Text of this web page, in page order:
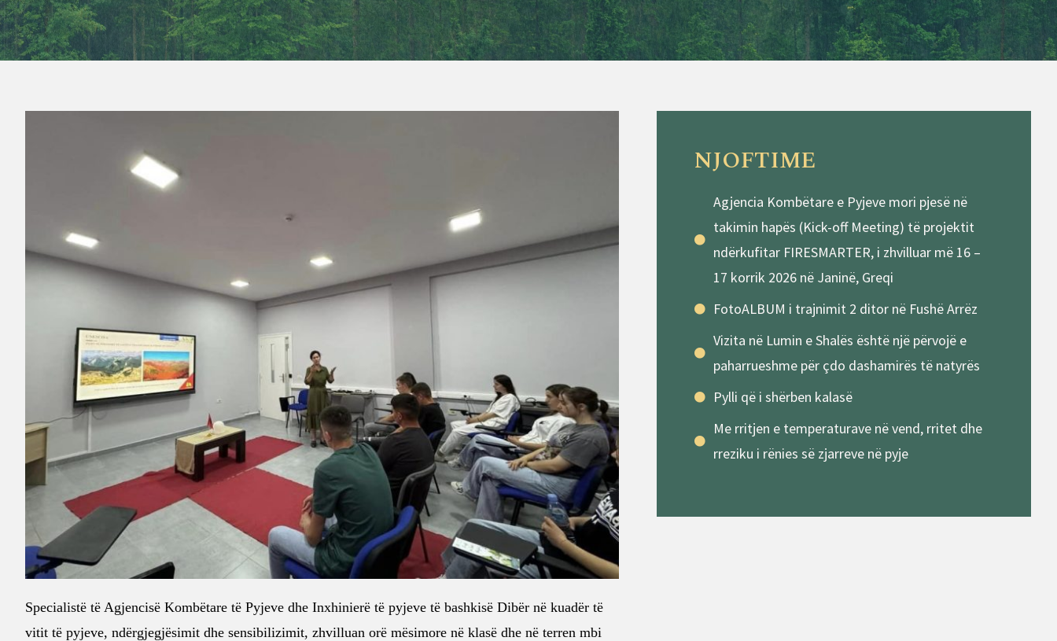
Specialistë të Agjencisë Kombëtare të Pyjeve dhe Inxhinierë të pyjeve të bashkisë Dibër në kuadër të
vitit të pyjeve, ndërgjegjësimit dhe sensibilizimit, zhvilluan orë mësimore në klasë dhe në terren mbi
NJOFTIME
Agjencia Kombëtare e Pyjeve mori pjesë në
takimin hapës (Kick-off Meeting) të projektit
ndërkufitar FIRESMARTER, i zhvilluar më 16 –
17 korrik 2026 në Janinë, Greqi
FotoALBUM i trajnimit 2 ditor në Fushë Arrëz
Vizita në Lumin e Shalës është një përvojë e
paharrueshme për çdo dashamirës të natyrës
Pylli që i shërben kalasë
Me rritjen e temperaturave në vend, rritet dhe
rreziku i rënies së zjarreve në pyje